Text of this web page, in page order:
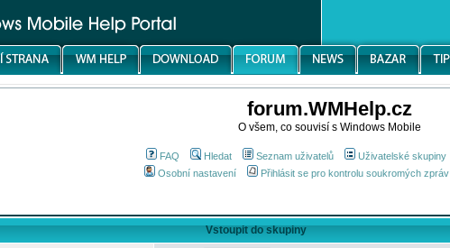
forum.WMHelp.cz
O všem, co souvisí s Windows Mobile
FAQ Hledat Seznam uživatelů Uživatelské skupiny
Osobní nastavení
Přihlásit se pro kontrolu soukromých zpráv
Vstoupit do skupiny